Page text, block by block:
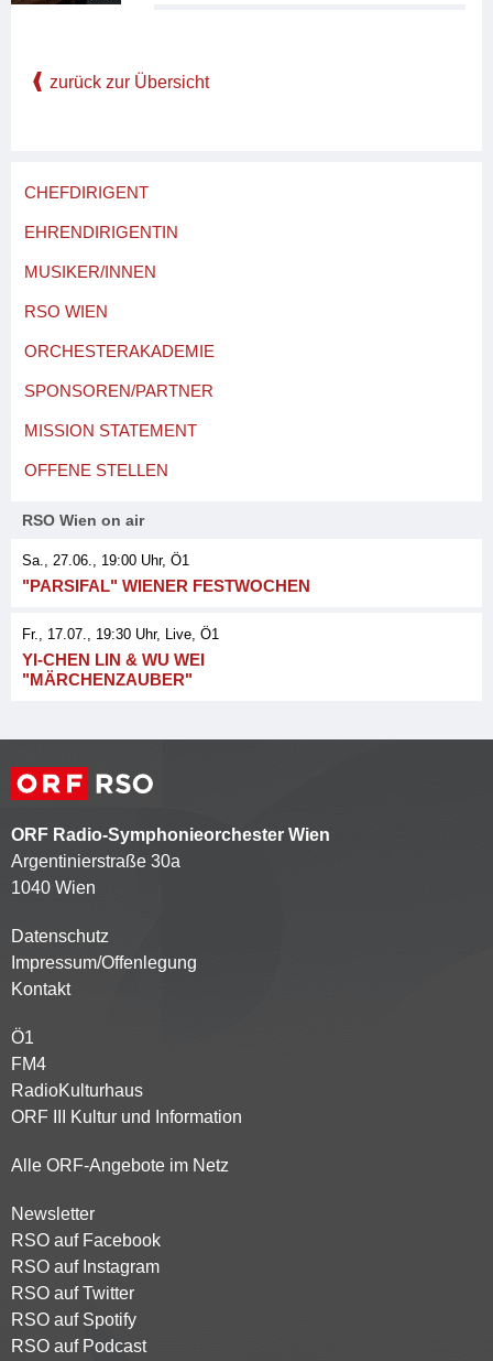
zurück zur Übersicht
CHEFDIRIGENT
EHRENDIRIGENTIN
MUSIKER/INNEN
RSO WIEN
ORCHESTERAKADEMIE
SPONSOREN/PARTNER
MISSION STATEMENT
OFFENE STELLEN
RSO Wien on air
Sa., 27.06., 19:00 Uhr, Ö1
"PARSIFAL" WIENER FESTWOCHEN
Fr., 17.07., 19:30 Uhr, Live, Ö1
YI-CHEN LIN & WU WEI
"MÄRCHENZAUBER"
ORF Radio-Symphonieorchester Wien
Argentinierstraße 30a
1040 Wien
Kontaktmenü
Datenschutz
Impressum/Offenlegung
Kontakt
Partnersender
Ö1
FM4
RadioKulturhaus
ORF III Kultur und Information
Alle ORF-Angebote im Netz
Footer
menu
Newsletter
RSO auf Facebook
RSO auf Instagram
RSO auf Twitter
RSO auf Spotify
RSO auf Podcast